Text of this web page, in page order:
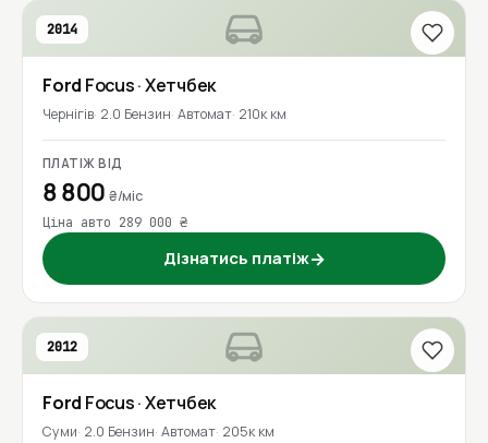
2014
Ford Focus· Хетчбек
Чернігів 2.0 Бензин Автомат 210к км
ПЛАТІЖ ВІД
8 800₴/міс
Ціна авто 289 000 ₴
Дізнатись платіж→
2012
Ford Focus· Хетчбек
Суми 2.0 Бензин Автомат 205к км